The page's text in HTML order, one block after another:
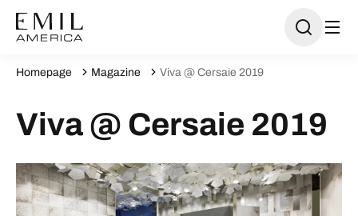
Homepage Magazine Viva @ Cersaie 2019
Viva @ Cersaie 2019